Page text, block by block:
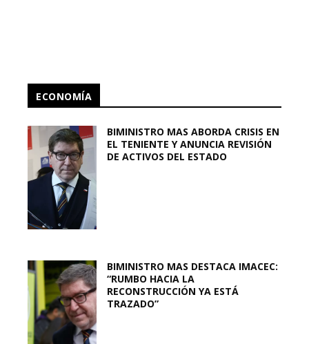
ECONOMÍA
BIMINISTRO MAS ABORDA CRISIS EN
EL TENIENTE Y ANUNCIA REVISIÓN
DE ACTIVOS DEL ESTADO
BIMINISTRO MAS DESTACA IMACEC:
“RUMBO HACIA LA
RECONSTRUCCIÓN YA ESTÁ
TRAZADO”